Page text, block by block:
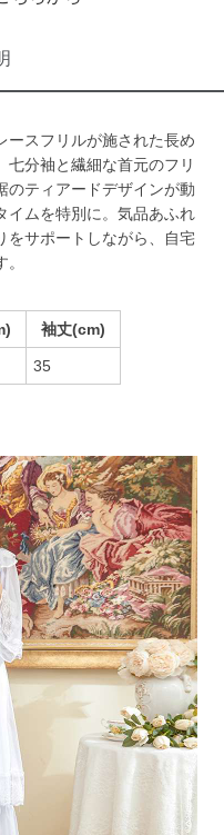
ースフリルが施された長め
分袖と繊細な首元のフリ
のティアードデザインが動
イムを特別に。気品あふれ
をサポートしながら、自宅
袖丈(cm)
35